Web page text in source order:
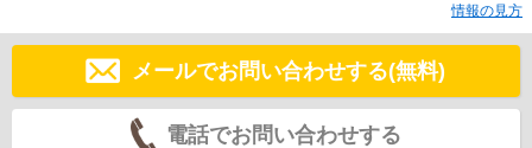
情報の見方
メールでお問い合わせする(無料)
電話でお問い合わせする